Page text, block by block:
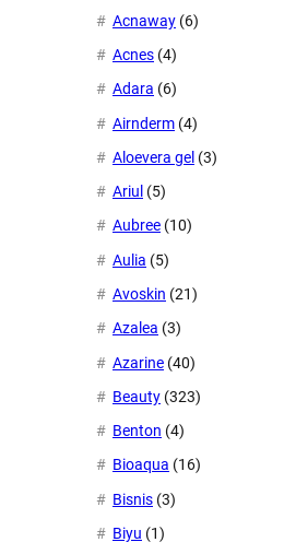
Acnaway (6)
Acnes (4)
Adara (6)
Airnderm (4)
Aloevera gel (3)
Ariul (5)
Aubree (10)
Aulia (5)
Avoskin (21)
Azalea (3)
Azarine (40)
Beauty (323)
Benton (4)
Bioaqua (16)
Bisnis (3)
Biyu (1)